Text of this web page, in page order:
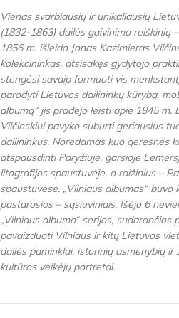
Vienas svarbiausių ir unikaliausių
(1832-1863) dailės gaivinimo reiškinių
1856 m. išleido Jonas Kazimieras
kolekcininkas, atsisakęs gydytojo
stengėsi savaip formuoti vis
parodyti Lietuvos dailininkų kūrybą,
albumą“ jis pradėjo leisti apie 1845 m.
Vilčinskiui pavyko suburti geriausius
dailininkus. Norėdamas kuo geresnės
atspausdinti Paryžiuje, garsioje
litografijos spaustuvėje, o raižinius –
spaustuvėse. „Vilniaus albumas“ buvo
pastarosios – sąsiuviniais. Išėjo 6
„Vilniaus albumo“ serijos, sudarančios
pavaizduoti Vilniaus ir kitų Lietuvos
dailės paminklai, istorinių asmenybių
kultūros veikėjų portretai.